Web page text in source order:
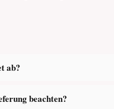
ab?
beachten?